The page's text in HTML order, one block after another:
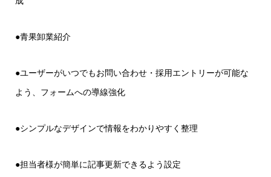
●青果卸業紹介
●ユーザーがいつでもお問い合わせ・採用エントリーが可能な
よう、フォームへの導線強化
●シンプルなデザインで情報をわかりやすく整理
●担当者様が簡単に記事更新できるよう設定